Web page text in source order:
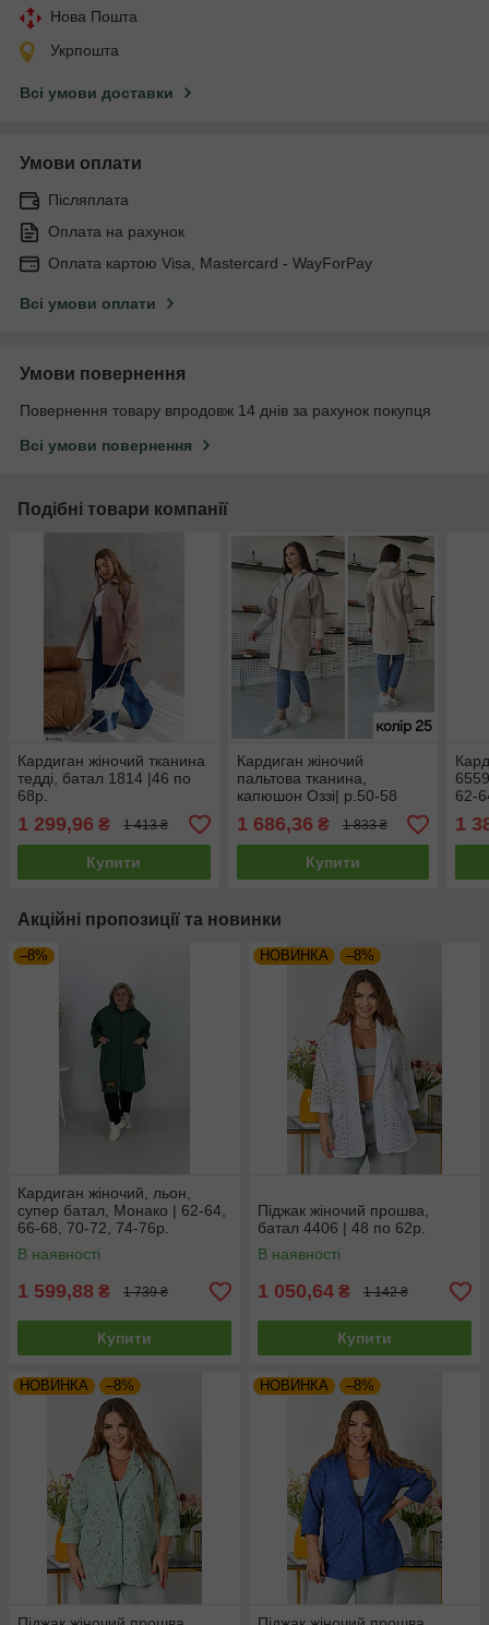
Нова Пошта
Укрпошта
Всі умови доставки
Умови оплати
Післяплата
Оплата на рахунок
Оплата картою Visa, Mastercard - WayForPay
Всі умови оплати
Умови повернення
Повернення товару впродовж 14 днів за рахунок покупця
Всі умови повернення
Подібні товари компанії
Кардиган жіночий тканина
тедді, батал 1814 |46 по
68р.
1 299,96 ₴ 1 413 ₴
Купити
Кардиган жіночий
пальтова тканина,
капюшон Оззі| р.50-58
1 686,36 ₴ 1 833 ₴
Купити
62-
1
Акційні пропозиції та новинки
–8%
Кардиган жіночий, льон,
супер батал, Монако | 62-64,
66-68, 70-72, 74-76р.
В наявності
1 599,88 ₴ 1 739 ₴
Купити
НОВИНКА –8%
Піджак жіночий прошва,
батал 4406 | 48 по 62р.
В наявності
1 050,64 ₴ 1 142 ₴
Купити
НОВИНКА –8% НОВИНКА –8%